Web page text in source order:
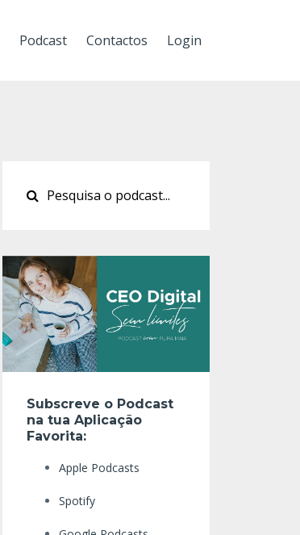
Podcast Contactos Login
Subscreve o Podcast
na tua Aplicação
Favorita:
Apple Podcasts
Spotify